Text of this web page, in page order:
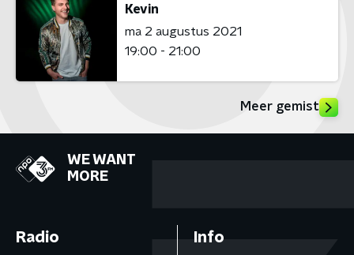
Kevin
ma 2 augustus 2021
19:00 - 21:00
Meer gemist
WE WANT
MORE
Radio Info